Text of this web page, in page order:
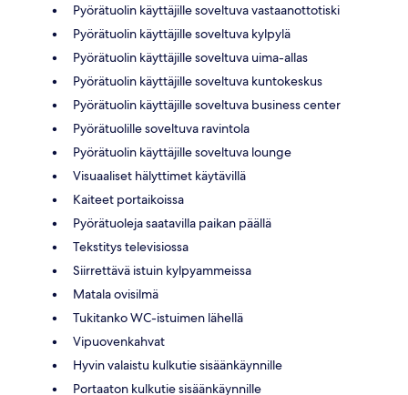
Pyörätuolin käyttäjille soveltuva vastaanottotiski
Pyörätuolin käyttäjille soveltuva kylpylä
Pyörätuolin käyttäjille soveltuva uima-allas
Pyörätuolin käyttäjille soveltuva kuntokeskus
Pyörätuolin käyttäjille soveltuva business center
Pyörätuolille soveltuva ravintola
Pyörätuolin käyttäjille soveltuva lounge
Visuaaliset hälyttimet käytävillä
Kaiteet portaikoissa
Pyörätuoleja saatavilla paikan päällä
Tekstitys televisiossa
Siirrettävä istuin kylpyammeissa
Matala ovisilmä
Tukitanko WC-istuimen lähellä
Vipuovenkahvat
Hyvin valaistu kulkutie sisäänkäynnille
Portaaton kulkutie sisäänkäynnille